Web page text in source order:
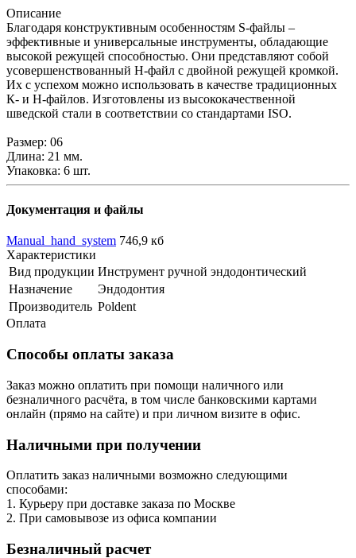
Описание
Благодаря конструктивным особенностям S-файлы –
эффективные и универсальные инструменты, обладающие
высокой режущей способностью. Они представляют собой
усовершенствованный H-файл с двойной режущей кромкой.
Их с успехом можно использовать в качестве традиционных
К- и H-файлов. Изготовлены из высококачественной
шведской стали в соответствии со стандартами ISO.
Размер: 06
Длина: 21 мм.
Упаковка: 6 шт.
Документация и файлы
Manual_hand_system 746,9 кб
Характеристики
Вид продукции Инструмент ручной эндодонтический
Назначение
Эндодонтия
Производитель Poldent
Оплата
Способы оплаты заказа
Заказ можно оплатить при помощи наличного или
безналичного расчёта, в том числе банковскими картами
онлайн (прямо на сайте) и при личном визите в офис.
Наличными при получении
Оплатить заказ наличными возможно следующими
способами:
1. Курьеру при доставке заказа по Москве
2. При самовывозе из офиса компании
Безналичный расчет